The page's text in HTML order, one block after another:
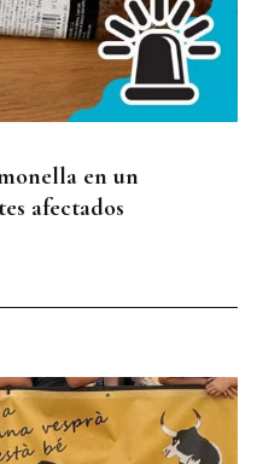
en un
afectados